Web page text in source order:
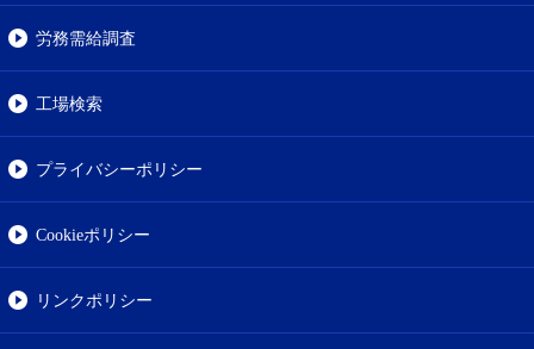
労務需給調査
工場検索
プライバシーポリシー
Cookieポリシー
リンクポリシー